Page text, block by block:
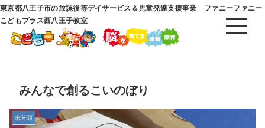
東京都八王子市の放課後等デイサービス＆児童発達支援事業 ファニーファニー
こどもプラス西八王子教室
みんなで創るこいのぼり
未分類